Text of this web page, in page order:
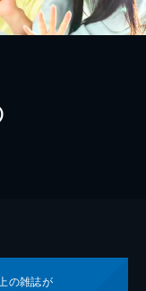
の雑誌が